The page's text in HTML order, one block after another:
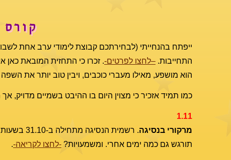
קורס
ייפתח בהנחייתי (לבחירתכם קבוצת לימודי ערב אחת
התחייבות. –לחצו לפרטים-. זכרו כי התחזית המובאת כאן
הוא מושפע, מאילו מעברי כוכבים, ויבין טוב יותר את
כמו תמיד אזכיר כי מצוין היום בו ההיבט בשמיים מדויק,
1.11
מרקורי בנסיגה
תורגש גם כמה ימים אחרי. ומשמעויות? -לחצו לקריאה-.